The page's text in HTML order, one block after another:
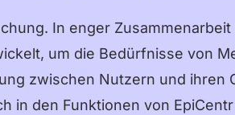
In enger
um die Bedürfnisse von
zwischen Nutzern und
in den Funktionen von